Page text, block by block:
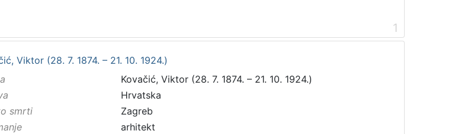
1
Viktor (28. 7. 1874. – 21. 10. 1924.)
Kovačić, Viktor (28. 7. 1874. – 21. 10. 1924.)
Hrvatska
smrti
Zagreb
arhitekt